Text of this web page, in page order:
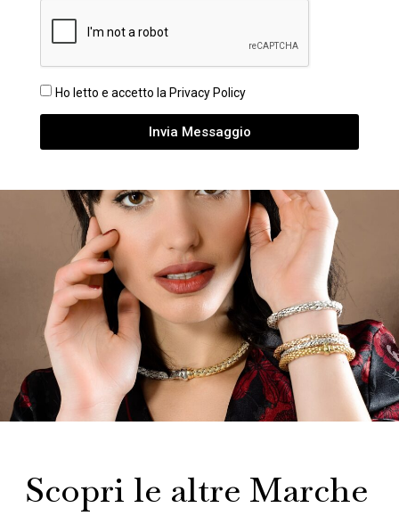
Ho letto e accetto la Privacy Policy
Invia Messaggio
Scopri le altre Marche